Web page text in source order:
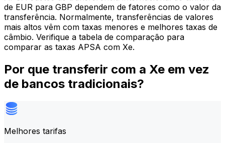
de EUR para GBP dependem de fatores como o valor da
transferência. Normalmente, transferências de valores
mais altos vêm com taxas menores e melhores taxas de
câmbio. Verifique a tabela de comparação para
comparar as taxas APSA com Xe.
Por que transferir com a Xe em vez
de bancos tradicionais?
Melhores tarifas